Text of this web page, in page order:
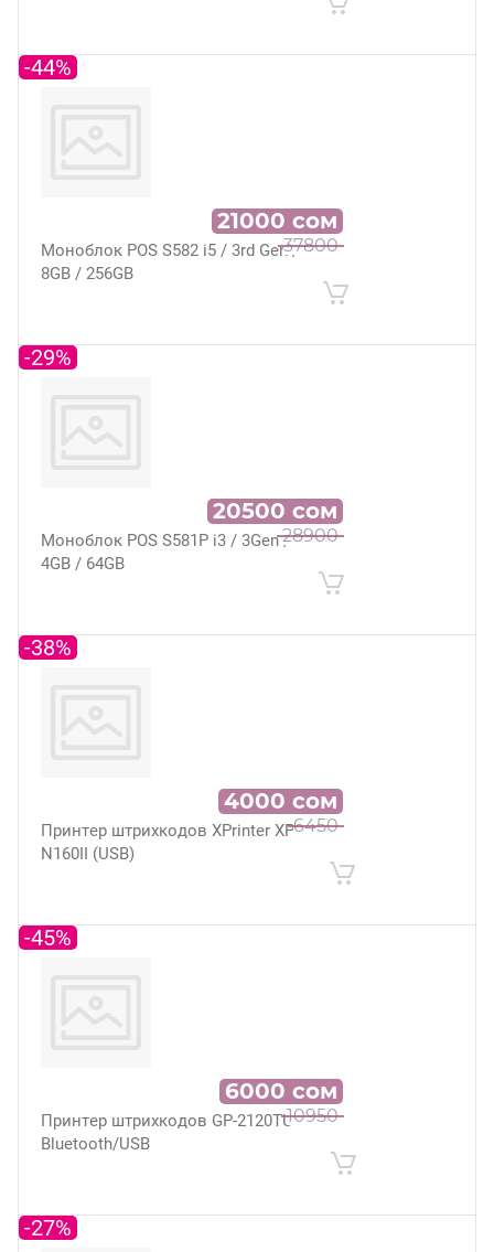
Моноблок POS S582 i5 / 3rd Gen /
8GB / 256GB
-44%
37800
21000 сом
Моноблок POS S581P i3 / 3Gen /
4GB / 64GB
-29%
28900
20500 сом
Принтер штрихкодов XPrinter XP-
N160II (USB)
-38%
6450
4000 сом
Принтер штрихкодов GP-2120TU
Bluetooth/USB
-45%
10950
6000 сом
-27%